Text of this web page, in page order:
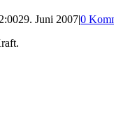
29. Juni 2007|0